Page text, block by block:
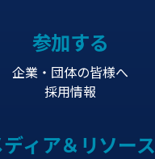
参加する
企業・団体の皆様へ
採用情報
ィア＆リソース